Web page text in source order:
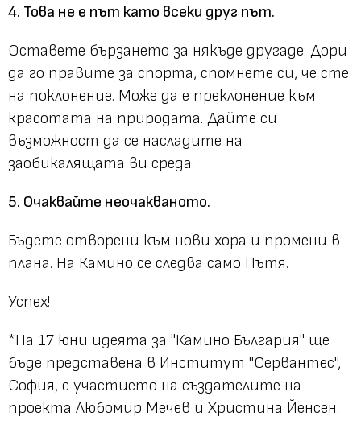
4. Това не е път като всеки друг път.
Оставете бързането за някъде другаде. Дори
да го правите за спорта, спомнете си, че сте
на поклонение. Може да е преклонение към
красотата на природата. Дайте си
възможност да се насладите на
заобикалящата ви среда.
5. Очаквайте неочакваното.
Бъдете отворени към нови хора и промени в
плана. На Камино се следва само Пътя.
Успех!
*На 17 юни идеята за "Камино България" ще
бъде представена в Институт "Сервантес",
София, с участието на създателите на
проекта Любомир Мечев и Христина Йенсен.